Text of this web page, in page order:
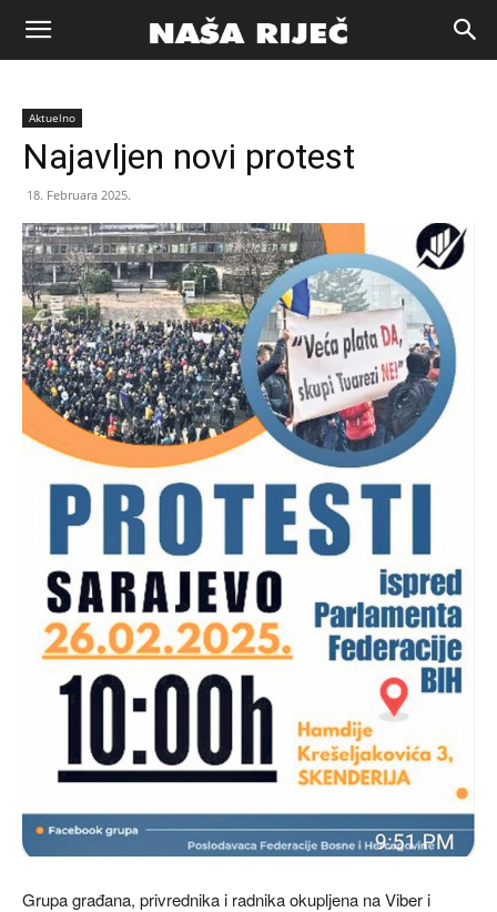
Naša
riječ
Zenica
Aktuelno
Najavljen novi protest
18. Februara 2025.
Grupa građana, privrednika i radnika okupljena na Viber i